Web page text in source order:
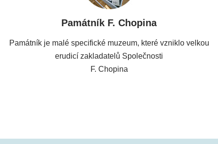
Památník F. Chopina
Památník je malé specifické muzeum, které vzniklo velkou
erudicí zakladatelů Společnosti
F. Chopina